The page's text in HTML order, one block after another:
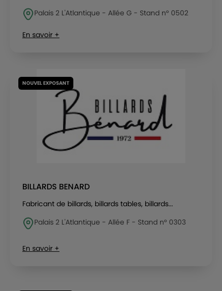
Palais 2 L'Atlantique - Allée G - Stand n° 0502
En savoir +
NOUVEL EXPOSANT
BILLARDS BENARD
Fabricant de billards, billards tables, billards...
Palais 2 L'Atlantique - Allée F - Stand n° 0303
En savoir +